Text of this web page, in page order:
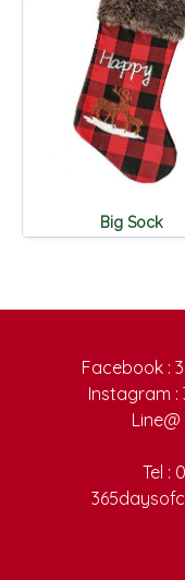
Big Sock
Facebook :
Instagram
Tel :